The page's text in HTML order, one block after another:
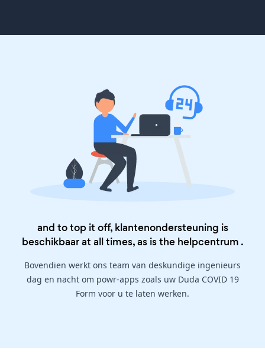
and to top it off, klantenondersteuning is
beschikbaar at all times, as is the helpcentrum .
Bovendien werkt ons team van deskundige ingenieurs
dag en nacht om powr-apps zoals uw Duda COVID 19
Form voor u te laten werken.